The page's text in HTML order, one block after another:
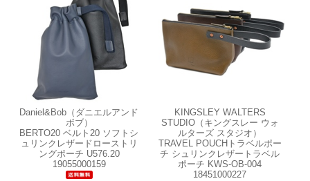
Daniel&Bob（ダニエルアンド
ボブ）
BERTO20 ベルト20 ソフトシ
ュリンクレザードローストリ
ングポーチ U576.20
19055000159
KINGSLEY WALTERS
STUDIO（キングスレー ウォ
ルターズ スタジオ）
TRAVEL POUCHトラベルポー
チ シュリンクレザートラベル
ポーチ KWS-OB-004
18451000227